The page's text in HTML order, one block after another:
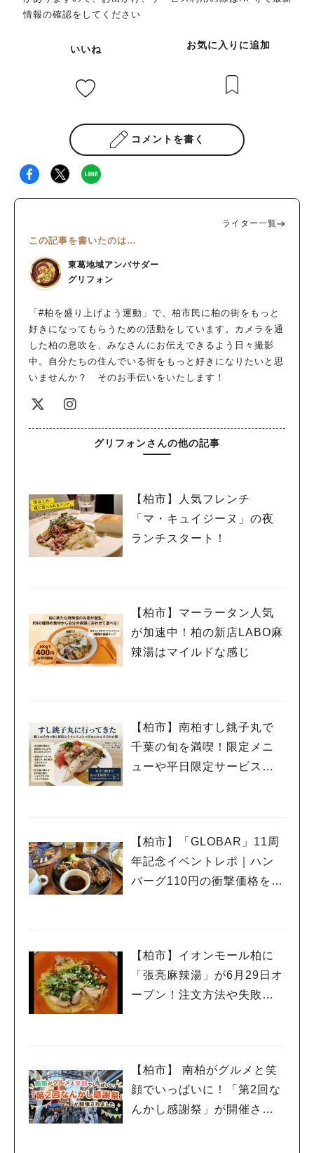
情報の確認をしてください
いいね お気に入りに追加
コメントを書く
ライター一覧
この記事を書いたのは…
東葛地域アンバサダー
グリフォン
「#柏を盛り上げよう運動」で、柏市民に柏の街をもっと
好きになってもらうための活動をしています。カメラを通
した柏の息吹を、みなさんにお伝えできるよう日々撮影
中。自分たちの住んでいる街をもっと好きになりたいと思
いませんか？ そのお手伝いをいたします！
グリフォンさんの他の記事
【柏市】人気フレンチ
「マ・キュイジーヌ」の夜
ランチスタート！
【柏市】マーラータン人気
が加速中！柏の新店LABO麻
辣湯はマイルドな感じ
【柏市】南柏すし銚子丸で
千葉の旬を満喫！限定メニ
ューや平日限定サービスを
【柏市】「GLOBAR」11周
年記念イベントレポ｜ハン
バーグ110円の衝撃価格を体
【柏市】イオンモール柏に
「張亮麻辣湯」が6月29日オ
ープン！注文方法や失敗し
【柏市】 南柏がグルメと笑
顔でいっぱいに！「第2回な
んかし感謝祭」が開催され